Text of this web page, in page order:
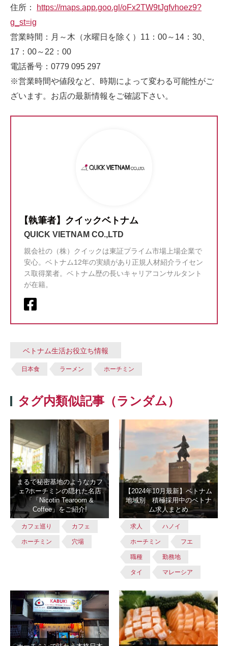
住所：
https://maps.app.goo.gl/oFx2TW9tJgfvhoez9?
g_st=ig
営業時間：月～木（水曜日を除く）11：00～14：30、
17：00～22：00
電話番号：0779 095 297
※営業時間や値段など、時期によって変わる可能性がご
ざいます。お店の最新情報をご確認下さい。
【執筆者】クイックベトナム
QUICK VIETNAM CO.,LTD
親会社の（株）クイックは東証プライム市場上場企業で
安心。ベトナム12年の実績があり正規人材紹介ライセン
ス取得業者。ベトナム歴の長いキャリアコンサルタント
が在籍。
ベトナム生活お役立ち情報
日本食 ラーメン ホーチミン
タグ内類似記事（ランダム）
まるで秘密基地のようなカフ
ェ?ホーチミンの隠れた名店
「「Nicotin Tearoom &
Coffee」をご紹介!
カフェ巡り カフェ
ホーチミン 穴場
【2024年10月最新】ベトナム
地域別 積極採用中のベトナ
ム求人まとめ
求人 ハノイ
ホーチミン フエ
職種 勤務地
タイ マレーシア